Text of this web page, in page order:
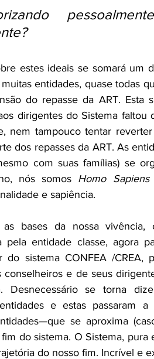
estes ideais se somará um
entidades, quase todas
do repasse da ART. Esta
dirigentes do Sistema faltou
nem tampouco tentar
dos repasses da ART. As
com suas famílias) se
nós somos Homo Sapiens
e sapiência.
as bases da nossa
pela entidade classe, agora
do sistema CONFEA /
conselheiros e de seus
Desnecessário se torna
e estas passaram
se aproxima
do sistema. O Sistema,
do nosso fim. Incrível e